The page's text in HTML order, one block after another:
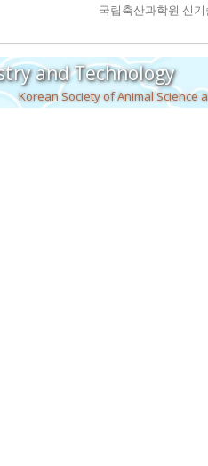
국립축산과학원 신
and Technology
Korean Society of Animal Science